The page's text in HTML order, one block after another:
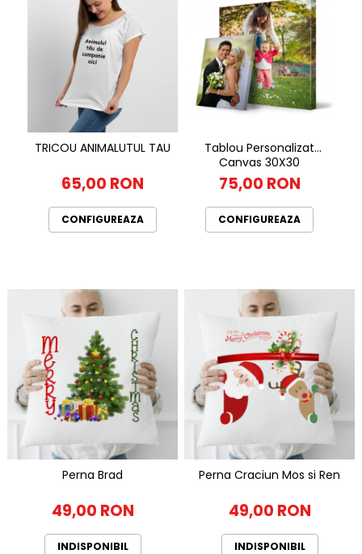
TRICOU ANIMALUTUL TAU
65,00 RON
CONFIGUREAZA
Tablou Personalizat
Canvas 30X30
75,00 RON
CONFIGUREAZA
Perna Brad
49,00 RON
INDISPONIBIL
Perna Craciun Mos si Ren
49,00 RON
INDISPONIBIL